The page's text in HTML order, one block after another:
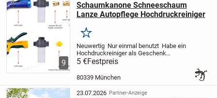
9
Schaumkanone Schneeschaum
Lanze Autopflege Hochdruckreiniger
Merken
Neuwertig Nur einmal benutzt Habe ein
Hochdruckreiniger als Geschenk
bekommen deshalb der Verkauf
Verkaufe meine Schaumkanone für die
professionelle Autowäsche. Das
5 €Festpreis
80339 München
23.07.2026 Partner-Anzeige